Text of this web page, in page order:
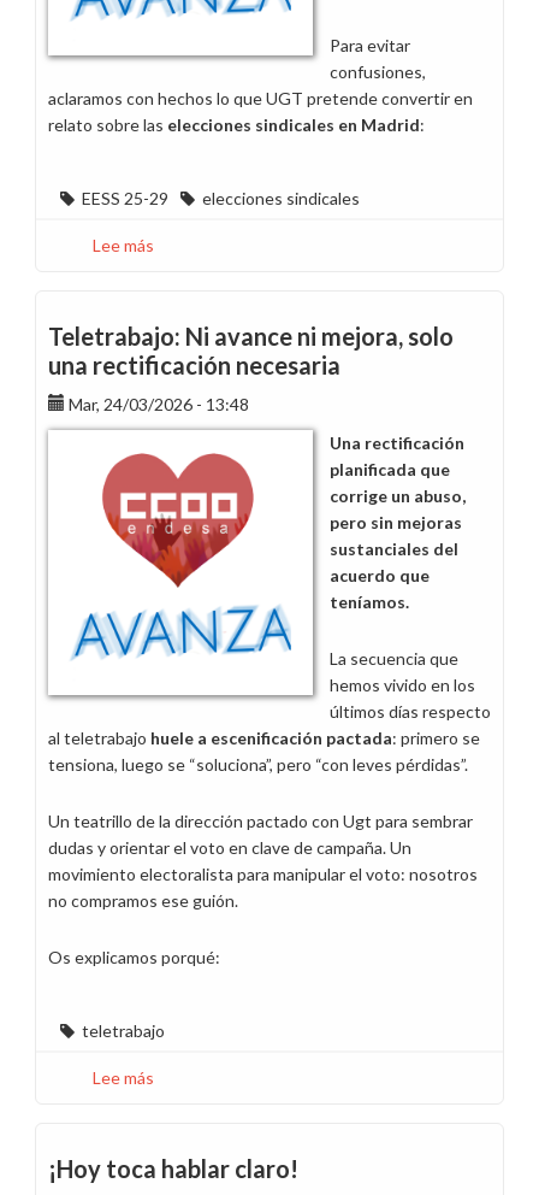
Para evitar
confusiones,
aclaramos con hechos lo que UGT pretende convertir en
relato sobre las elecciones sindicales en Madrid:
EESS 25-29 elecciones sindicales
Lee más
último
acto
de
la
función
Teletrabajo: Ni avance ni mejora, solo
una rectificación necesaria
Mar, 24/03/2026 - 13:48
Una rectificación
planificada que
corrige un abuso,
pero sin mejoras
sustanciales del
acuerdo que
teníamos.
La secuencia que
hemos vivido en los
últimos días respecto
al teletrabajo huele a escenificación pactada: primero se
tensiona, luego se “soluciona”, pero “con leves pérdidas”.
Un teatrillo de la dirección pactado con Ugt para sembrar
dudas y orientar el voto en clave de campaña. Un
movimiento electoralista para manipular el voto: nosotros
no compramos ese guión.
Os explicamos porqué:
teletrabajo
Lee más
avance
ni
¡Hoy toca hablar claro!